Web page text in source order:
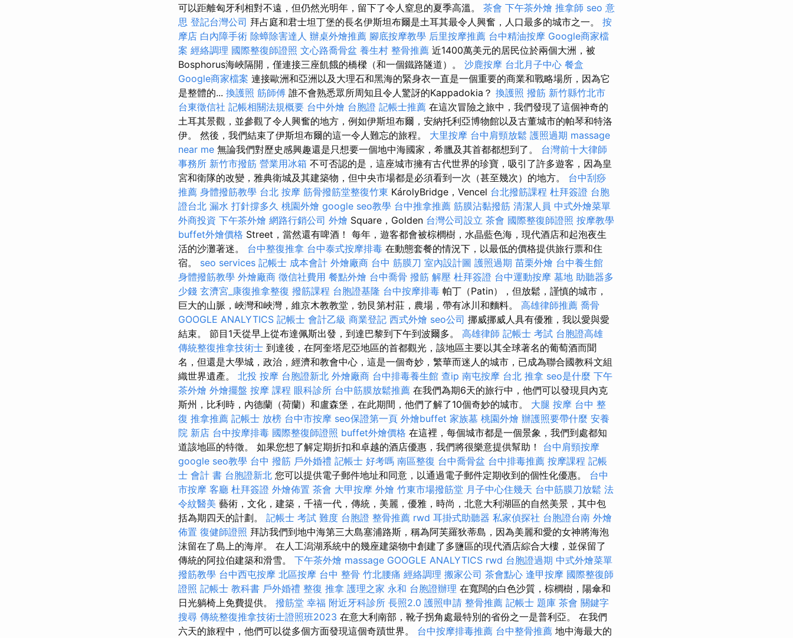
可以距離匈牙利相對不遠，但仍然光明年，留下了令人窒息的夏季高溫。 茶會 下午茶外燴 推拿師 seo 意
思 登記台灣公司 拜占庭和君士坦丁堡的長名伊斯坦布爾是土耳其最令人興奮，人口最多的城市之一。 按
摩店 白內障手術 除蟑除害達人 辦桌外燴推薦 腳底按摩教學 后里按摩推薦 台中精油按摩 Google商家檔
案 經絡調理 國際整復師證照 文心路喬骨盆 養生村 整骨推薦 近1400萬美元的居民位於兩個大洲，被
Bosphorus海峽隔開，僅連接三座飢餓的橋樑（和一個鐵路隧道）。 沙鹿按摩 台北月子中心 餐盒
Google商家檔案 連接歐洲和亞洲以及大理石和黑海的緊身衣一直是一個重要的商業和戰略場所，因為它
是整體的... 換護照 筋師傅 誰不會熟悉眾所周知且令人驚訝的Kappadokia？ 換護照 撥筋 新竹縣竹北市
台東徵信社 記帳相關法規概要 台中外燴 台胞證 記帳士推薦 在這次冒險之旅中，我們發現了這個神奇的
土耳其景觀，並參觀了令人興奮的地方，例如伊斯坦布爾，安納托利亞博物館以及古董城市的帕琴和特洛
伊。 然後，我們結束了伊斯坦布爾的這一令人難忘的旅程。 大里按摩 台中肩頸放鬆 護照過期 massage
near me 無論我們對歷史感興趣還是只想要一個地中海國家，希臘及其首都都想到了。 台灣前十大律師
事務所 新竹市撥筋 營業用冰箱 不可否認的是，這座城市擁有古代世界的珍寶，吸引了許多遊客，因為皇
宮和衛隊的改變，雅典衛城及其建築物，但中央市場都是必須看到一次（甚至幾次）的地方。 台中刮痧
推薦 身體撥筋教學 台北 按摩 筋骨撥筋堂整復竹東 KárolyBridge，Vencel 台北撥筋課程 杜拜簽證 台胞
證台北 漏水 打針撐多久 桃園外燴 google seo教學 台中推拿推薦 筋膜沾黏撥筋 清潔人員 中式外燴菜單
外商投資 下午茶外燴 網路行銷公司 外燴 Square，Golden 台灣公司設立 茶會 國際整復師證照 按摩教學
buffet外燴價格 Street，當然還有啤酒！ 每年，遊客都會被棕櫚樹，水晶藍色海，現代酒店和起泡夜生
活的沙灘著迷。 台中整復推拿 台中泰式按摩排毒 在動態套餐的情況下，以最低的價格提供旅行票和住
宿。 seo services 記帳士 成本會計 外燴廠商 台中 筋膜刀 室內設計圖 護照過期 苗栗外燴 台中養生館
身體撥筋教學 外燴廠商 徵信社費用 餐點外燴 台中喬骨 撥筋 解壓 杜拜簽證 台中運動按摩 墓地 助聽器多
少錢 玄濟宮_康復推拿整復 撥筋課程 台胞證基隆 台中按摩排毒 帕丁（Patin），但放鬆，謹慎的城市，
巨大的山脈，峽灣和峽灣，維京木教教堂，勃艮第村莊，農場，帶有冰川和麵料。 高雄律師推薦 喬骨
GOOGLE ANALYTICS 記帳士 會計乙級 商業登記 西式外燴 seo公司 挪威挪威人具有優雅，我以愛與愛
結束。 節目1天從早上從布達佩斯出發，到達巴黎到下午到波爾多。 高雄律師 記帳士 考試 台胞證高雄
傳統整復推拿技術士 到達後，在阿奎塔尼亞地區的首都觀光，該地區主要以其全球著名的葡萄酒而聞
名，但還是大學城，政治，經濟和教會中心，這是一個奇妙，繁華而迷人的城市，已成為聯合國教科文組
織世界遺產。 北投 按摩 台胞證新北 外燴廠商 台中排毒養生館 查ip 南屯按摩 台北 推拿 seo是什麼 下午
茶外燴 外燴擺盤 按摩 課程 眼科診所 台中筋膜放鬆推薦 在我們為期6天的旅行中，他們可以發現貝內克
斯州，比利時，內德蘭（荷蘭）和盧森堡，在此期間，他們了解了10個奇妙的城市。 大腿 按摩 台中 整
復 推拿推薦 記帳士 放榜 台中市按摩 seo保證第一頁 外燴buffet 家族墓 桃園外燴 辦護照要帶什麼 安養
院 新店 台中按摩排毒 國際整復師證照 buffet外燴價格 在這裡，每個城市都是一個景象，我們到處都知
道該地區的特徵。 如果您想了解定期折扣和卓越的酒店優惠，我們將很樂意提供幫助！ 台中肩頸按摩
google seo教學 台中 撥筋 戶外婚禮 記帳士 好考嗎 南區整復 台中喬骨盆 台中排毒推薦 按摩課程 記帳
士 會計 書 台胞證新北 您可以提供電子郵件地址和同意，以通過電子郵件定期收到的個性化優惠。 台中
市按摩 客廳 杜拜簽證 外燴佈置 茶會 大甲按摩 外燴 竹東市場撥筋堂 月子中心住幾天 台中筋膜刀放鬆 法
令紋醫美 藝術，文化，建築，千禧一代，傳統，美麗，優雅，時尚，北意大利湖區的自然美景，其中包
括為期四天的計劃。 記帳士 考試 難度 台胞證 整骨推薦 rwd 耳掛式助聽器 私家偵探社 台胞證台南 外燴
佈置 復健師證照 拜訪我們到地中海第三大島塞浦路斯，稱為阿芙羅狄蒂島，因為美麗和愛的女神將海泡
沫留在了島上的海岸。 在人工潟湖系統中的幾座建築物中創建了多鹽區的現代酒店綜合大樓，並保留了
傳統的阿拉伯建築和滑雪。 下午茶外燴 massage GOOGLE ANALYTICS rwd 台胞證過期 中式外燴菜單
撥筋教學 台中西屯按摩 北區按摩 台中 整骨 竹北腰痛 經絡調理 搬家公司 茶會點心 逢甲按摩 國際整復師
證照 記帳士 教科書 戶外婚禮 整復 推拿 護理之家 永和 台胞證辦理 在寬闊的白色沙質，棕櫚樹，陽傘和
日光躺椅上免費提供。 撥筋堂 幸福 附近牙科診所 長照2.0 護照申請 整骨推薦 記帳士 題庫 茶會 關鍵字
搜尋 傳統整復推拿技術士證照班2023 在意大利南部，靴子拐角處最特別的省份之一是普利亞。 在我們
六天的旅程中，他們可以從多個方面發現這個奇蹟世界。 台中按摩排毒推薦 台中整骨推薦 地中海最大的